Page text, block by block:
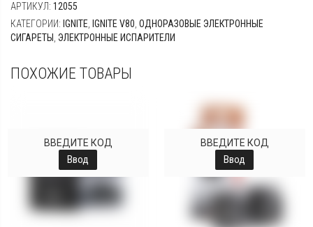
АРТИКУЛ: 12055
КАТЕГОРИИ: IGNITE IGNITE V80 ОДНОРАЗОВЫЕ ЭЛЕКТРОННЫЕ
СИГАРЕТЫ ЭЛЕКТРОННЫЕ ИСПАРИТЕЛИ
ПОХОЖИЕ ТОВАРЫ
ВВЕДИТЕ КОД
Ввод
ВВЕДИТЕ КОД
Ввод